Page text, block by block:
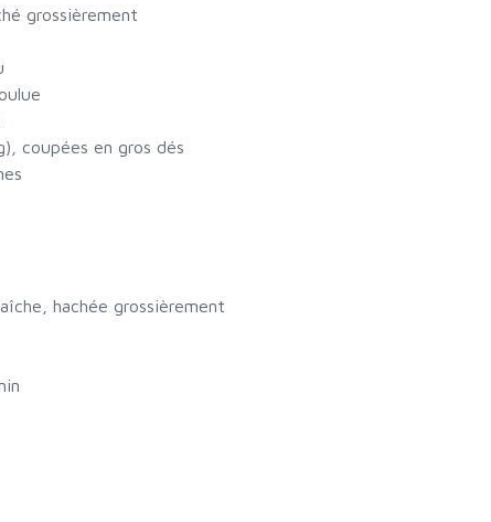
grossièrement
coupées en gros dés
hachée grossièrement